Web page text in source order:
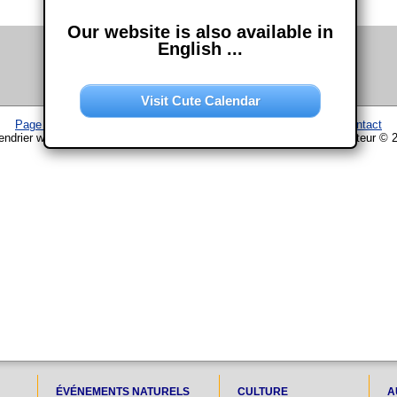
Page d'accueil
Contact
www.chouette-calendrier.com • 10. Novembre 2027 – droit d'auteur ©
ÉVÉNEMENTS NATURELS CULTURE
Our website is also available in
English ...
Visit Cute Calendar